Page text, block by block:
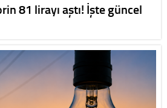
81 lirayı aştı! İşte güncel